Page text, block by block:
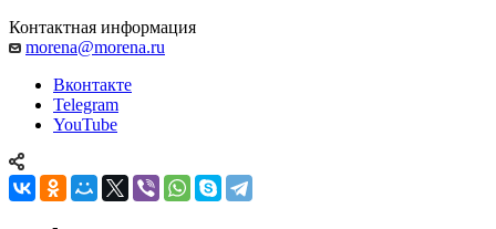
Контактная информация
morena@morena.ru
Вконтакте
Telegram
YouTube